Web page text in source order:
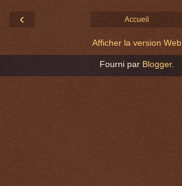
‹ Accueil
Afficher la version Web
Fourni par Blogger.